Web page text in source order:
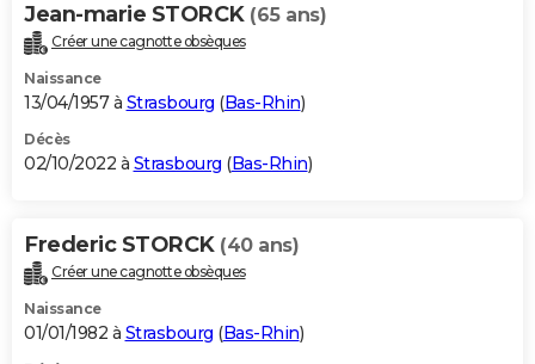
Jean-marie STORCK (65 ans)
Créer une cagnotte obsèques
Naissance
13/04/1957 à Strasbourg (Bas-Rhin)
Décès
02/10/2022 à Strasbourg (Bas-Rhin)
Frederic STORCK (40 ans)
Créer une cagnotte obsèques
Naissance
01/01/1982 à Strasbourg (Bas-Rhin)